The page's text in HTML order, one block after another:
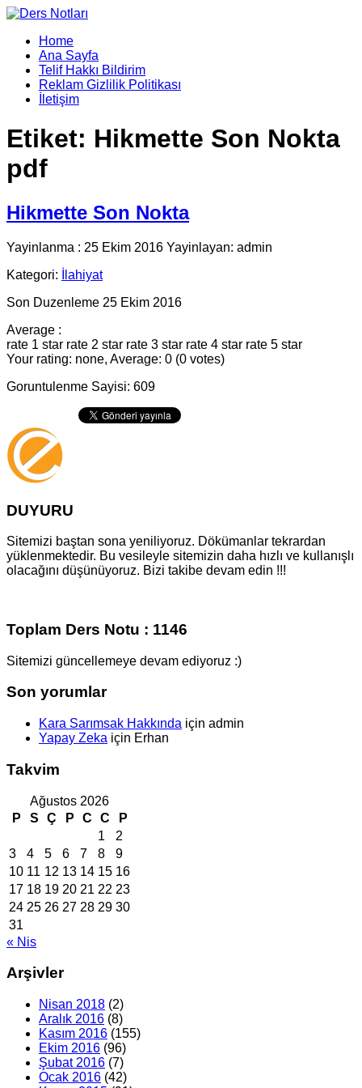
Home
Ana Sayfa
Telif Hakkı Bildirim
Reklam Gizlilik Politikası
İletişim
Etiket: Hikmette Son Nokta
pdf
Hikmette Son Nokta
Yayinlanma : 25 Ekim 2016 Yayinlayan: admin
Kategori:
İlahiyat
Son Duzenleme 25 Ekim 2016
Average :
rate 1 star rate 2 star rate 3 star rate 4 star rate 5 star
Your rating: none, Average: 0 (0 votes)
Goruntulenme Sayisi: 609
DUYURU
Sitemizi baştan sona yeniliyoruz. Dökümanlar tekrardan
yüklenmektedir. Bu vesileyle sitemizin daha hızlı ve kullanışlı
olacağını düşünüyoruz. Bizi takibe devam edin !!!
Toplam Ders Notu : 1146
Sitemizi güncellemeye devam ediyoruz :)
Son yorumlar
Kara Sarımsak Hakkında için admin
Yapay Zeka için Erhan
Takvim
Ağustos 2026
P
S Ç P C C
P
1
2
3
4 5 6 7 8
9
10 11 12 13 14 15 16
17 18 19 20 21 22 23
24 25 26 27 28 29 30
31
« Nis
Arşivler
Nisan 2018 (2)
Aralık 2016 (8)
Kasım 2016 (155)
Ekim 2016 (96)
Şubat 2016 (7)
Ocak 2016 (42)